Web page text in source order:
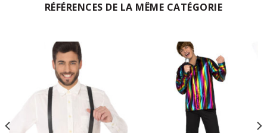
RÉFÉRENCES DE LA MÊME CATÉGORIE